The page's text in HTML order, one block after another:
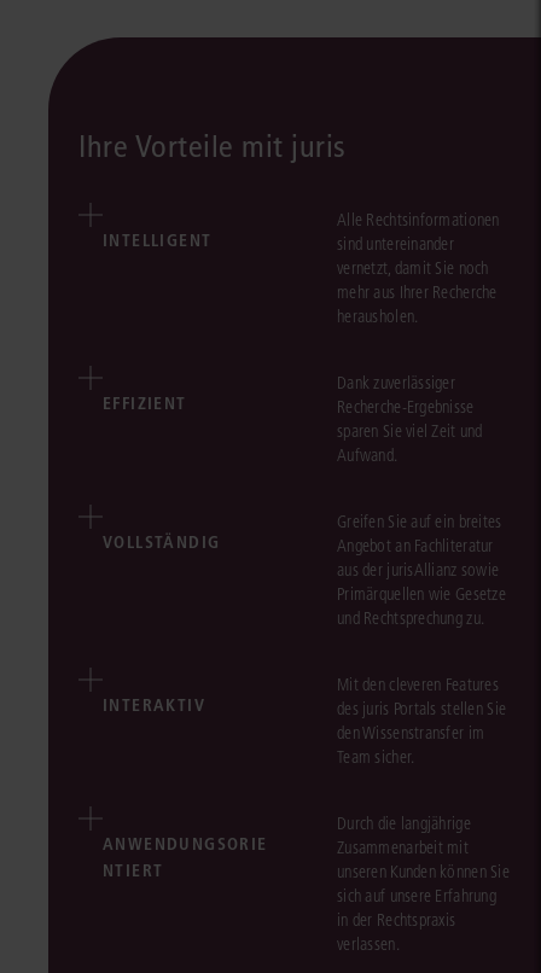
Ihre Vorteile mit juris
INTELLIGENT
Alle Rechtsinformationen
sind untereinander
vernetzt, damit Sie noch
mehr aus Ihrer Recherche
herausholen.
EFFIZIENT
Dank zuverlässiger
Recherche-Ergebnisse
sparen Sie viel Zeit und
Aufwand.
VOLLSTÄNDIG
Greifen Sie auf ein breites
Angebot an Fachliteratur
aus der jurisAllianz sowie
Primärquellen wie Gesetze
und Rechtsprechung zu.
INTERAKTIV
Mit den cleveren Features
des juris Portals stellen Sie
den Wissenstransfer im
Team sicher.
ANWENDUNGSORIE
NTIERT
Durch die langjährige
Zusammenarbeit mit
unseren Kunden können Sie
sich auf unsere Erfahrung
in der Rechtspraxis
verlassen.